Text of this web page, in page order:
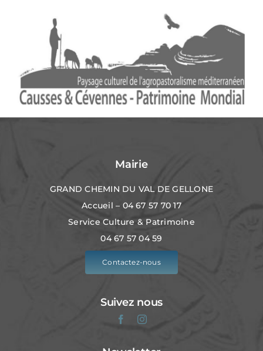
Mairie
GRAND CHEMIN DU VAL DE GELLONE
Accueil – 04 67 57 70 17
Service Culture & Patrimoine
04 67 57 04 59
Contactez-nous
Suivez nous